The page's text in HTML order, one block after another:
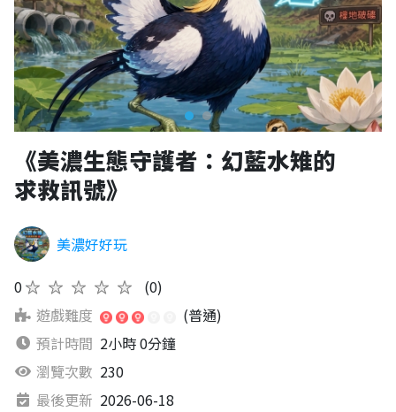
《美濃生態守護者：幻藍水雉的
求救訊號》
美濃好好玩
0★★★★★
(0)
遊戲難度
(普通)
預計時間 2小時 0分鐘
瀏覽次數 230
最後更新 2026-06-18